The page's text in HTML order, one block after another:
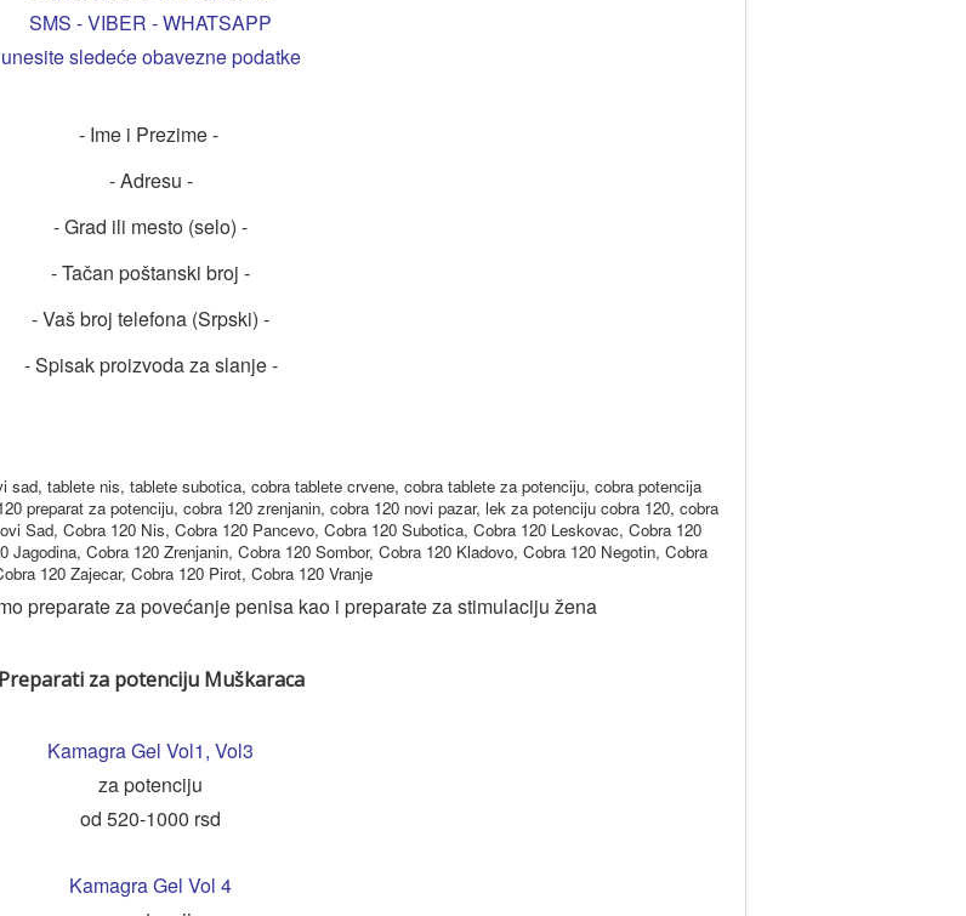
SMS - VIBER - WHATSAPP
unesite sledeće obavezne podatke
- Ime i Prezime -
- Adresu -
- Grad ili mesto (selo) -
- Tačan poštanski broj -
- Vaš broj telefona (Srpski) -
- Spisak proizvoda za slanje -
sad, tablete nis, tablete subotica, cobra tablete crvene, cobra tablete za potenciju, cobra potencija
preparat za potenciju, cobra 120 zrenjanin, cobra 120 novi pazar, lek za potenciju cobra 120, cobra
Sad, Cobra 120 Nis, Cobra 120 Pancevo, Cobra 120 Subotica, Cobra 120 Leskovac, Cobra 120
Cobra 120 Zrenjanin, Cobra 120 Sombor, Cobra 120 Kladovo, Cobra 120 Negotin, Cobra
120 Zajecar, Cobra 120 Pirot, Cobra 120 Vranje
preparate za povećanje penisa kao i preparate za stimulaciju žena
Preparati za potenciju Muškaraca
Kamagra Gel Vol1, Vol3
za potenciju
od 520-1000 rsd
Kamagra Gel Vol 4